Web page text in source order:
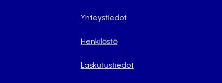
Yhteystiedot
Henkilöstö
Laskutustiedot